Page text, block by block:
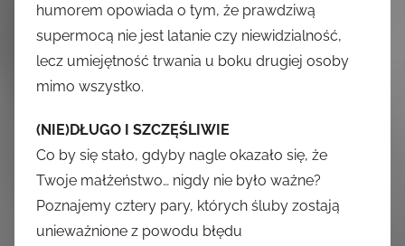
humorem opowiada o tym, że prawdziwą
supermocą nie jest latanie czy niewidzialność,
lecz umiejętność trwania u boku drugiej osoby
mimo wszystko.
(NIE)DŁUGO I SZCZĘŚLIWIE
Co by się stało, gdyby nagle okazało się, że
Twoje małżeństwo… nigdy nie było ważne?
Poznajemy cztery pary, których śluby zostają
unieważnione z powodu błędu